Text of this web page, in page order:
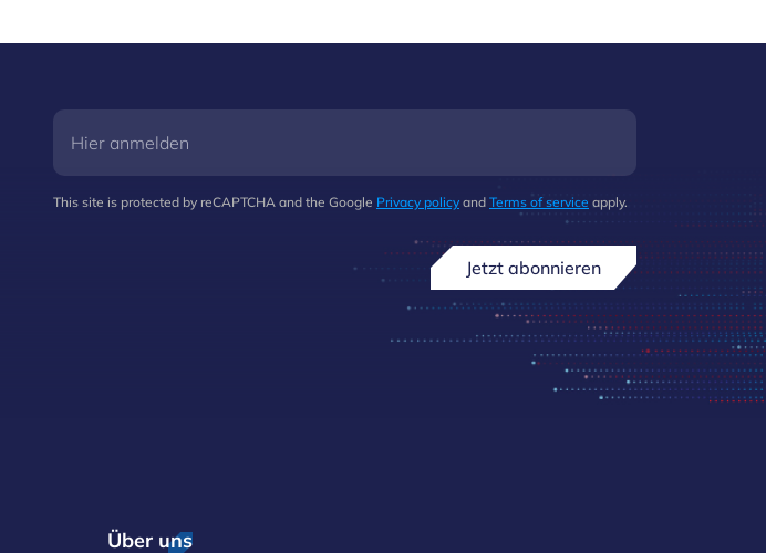
This site is protected by reCAPTCHA and the Google Privacy policy and Terms of service apply.
Jetzt abonnieren
Über uns